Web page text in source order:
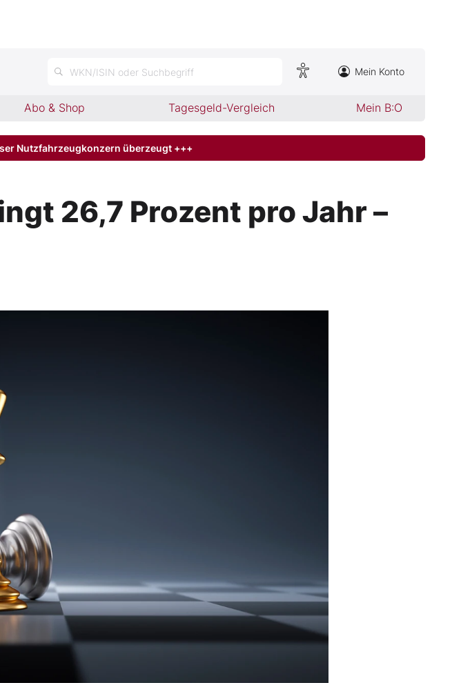
WKN/ISIN oder Suchbegriff Mein Konto
Abo & Shop Tagesgeld-Vergleich Mein B:O
Nutzfahrzeugkonzern überzeugt +++
26,7 Prozent pro Jahr –